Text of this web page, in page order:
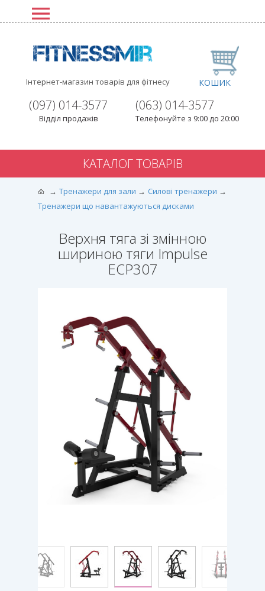
Інтернет-магазин товарів для фітнесу
(063) 014-3577
Телефонуйте з 9:00 до 20:00
(097) 014-3577
Відділ продажів
КОШИК
КАТАЛОГ ТОВАРІВ
Тренажери для зали
Силові тренажери
Тренажери що навантажуються дисками
Верхня тяга зі змінною
шириною тяги Impulse
ECP307